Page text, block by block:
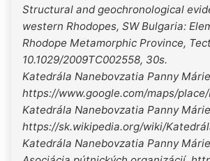
Structural and geochronological
western Rhodopes, SW Bulgaria:
Rhodope Metamorphic Province,
10.1029/2009TC002558, 30s.
Katedrála Nanebovzatia Panny
https://www.google.com/maps/
Katedrála Nanebovzatia Panny
https://sk.wikipedia.org/wiki/
Katedrála Nanebovzatia Panny